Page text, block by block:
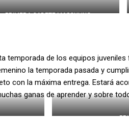
PRIMERA CADETE MASCULINO
temporada de los equipos
la temporada pasada y
con la máxima entrega. Estará
ganas de aprender y sobre